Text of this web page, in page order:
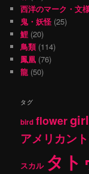
西洋のマーク・文
鬼・妖怪 (25)
鯉 (20)
鳥類(114)
鳳凰 (76)
龍 (50)
タグ
bird flower
アメリカン
スカル タト